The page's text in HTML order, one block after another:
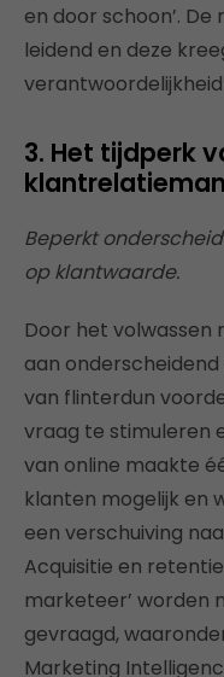
en door schoon’.
leidend en deze
verantwoordelijkheid
3. Het tijdperk
Beperkt
op klantwaarde.
Door het volwassen
aan
van flinterdun
vraag te stimuleren
van online maakte
klanten mogelijk en
een verschuiving
Acquisitie en
marketeer’ worden
gevraagd,
Marketing